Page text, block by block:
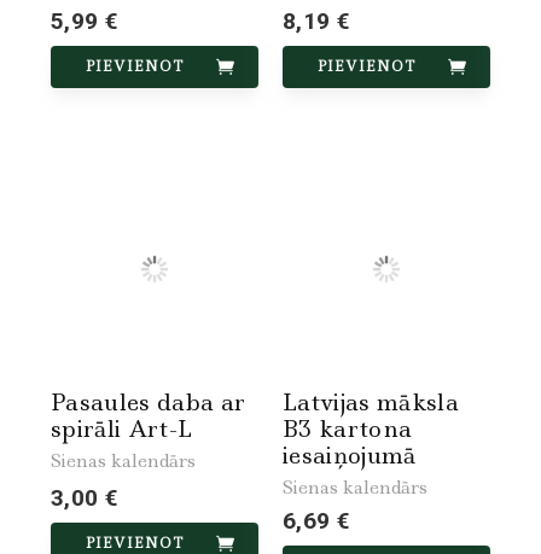
5,99 €
PIEVIENOT
8,19 €
PIEVIENOT
Pasaules daba ar
spirāli Art-L
Sienas kalendārs
3,00 €
PIEVIENOT
Latvijas māksla
B3 kartona
iesaiņojumā
Sienas kalendārs
6,69 €